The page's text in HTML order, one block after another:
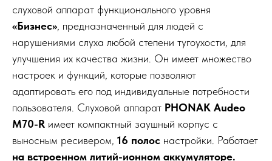
слуховой аппарат функционального уровня
«Бизнес», предназначенный для людей с
нарушениями слуха любой степени тугоухости, для
улучшения их качества жизни. Он имеет множество
настроек и функций, которые позволяют
адаптировать его под индивидуальные потребности
пользователя. Слуховой аппарат PHONAK Audeo
М70-R имеет компактный заушный корпус с
выносным ресивером, 16 полос настройки. Работает
на встроенном литий-ионном аккумуляторе.